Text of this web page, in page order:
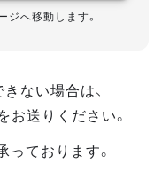
ジへ移動します。
ない場合は、
お送りください。
ております。